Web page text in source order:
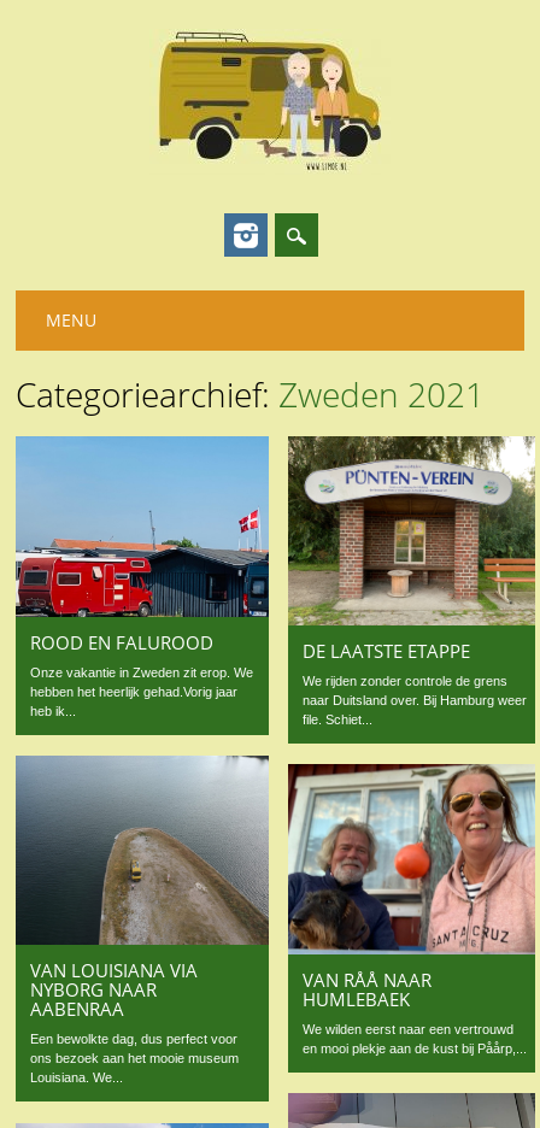
Hoofdmenu
naar
MENU
Categoriearchief: Zweden 2021
ROOD EN FALUROOD
Onze vakantie in Zweden zit erop. We
hebben het heerlijk gehad.Vorig jaar
heb ik...
DE LAATSTE ETAPPE
We rijden zonder controle de grens
naar Duitsland over. Bij Hamburg weer
file. Schiet...
VAN LOUISIANA VIA
NYBORG NAAR
AABENRAA
Een bewolkte dag, dus perfect voor
ons bezoek aan het mooie museum
Louisiana. We...
VAN RÅÅ NAAR
HUMLEBAEK
We wilden eerst naar een vertrouwd
en mooi plekje aan de kust bij Påårp,...